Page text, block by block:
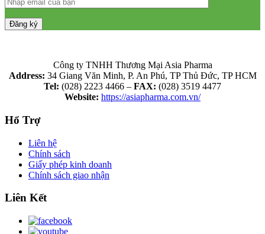
Công ty TNHH Thương Mại Asia Pharma
Address: 34 Giang Văn Minh, P. An Phú, TP Thủ Đức, TP HCM
Tel: (028) 2223 4466 – FAX: (028) 3519 4477
Website: https://asiapharma.com.vn/
Hổ Trợ
Liên hệ
Chính sách
Giấy phép kinh doanh
Chính sách giao nhận
Liên Kết